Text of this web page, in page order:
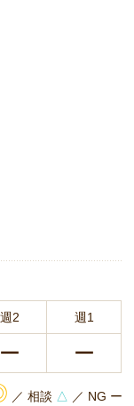
週2 週1
ー ー
／ 相談 △ ／ NG ー